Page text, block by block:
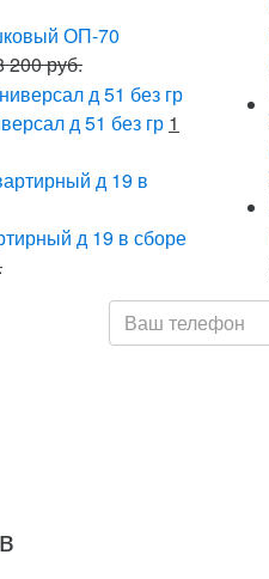
ОП-70
200 руб.
д 51 без гр 1
д 19 в сборе